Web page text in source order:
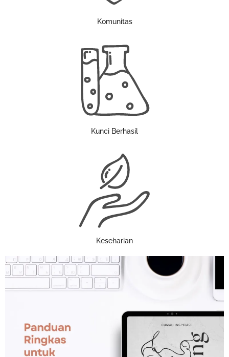
Komunitas
Kunci Berhasil
Keseharian